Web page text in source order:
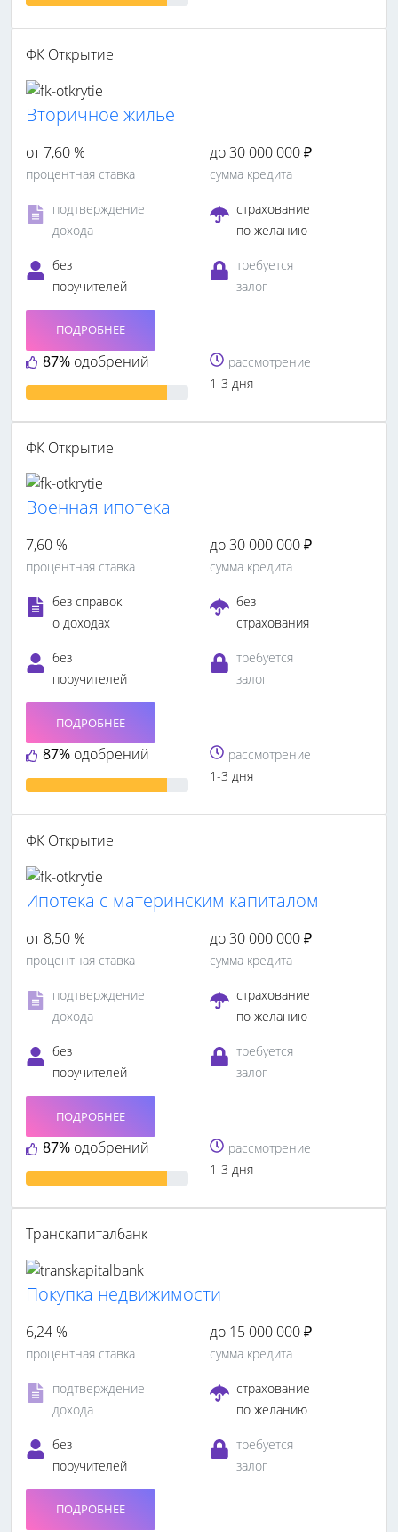
ФК Открытие
Вторичное жилье
от 7,60 %
процентная ставка
до 30 000 000 ₽
сумма кредита
подтверждение
дохода
страхование
по желанию
без
поручителей
требуется
залог
87% одобрений
ПОДРОБНЕЕ
рассмотрение
1-3 дня
ФК Открытие
Военная ипотека
7,60 %
процентная ставка
до 30 000 000 ₽
сумма кредита
без справок
о доходах
без
страхования
без
поручителей
требуется
залог
87% одобрений
ПОДРОБНЕЕ
рассмотрение
1-3 дня
ФК Открытие
Ипотека с материнским капиталом
от 8,50 %
процентная ставка
до 30 000 000 ₽
сумма кредита
подтверждение
дохода
страхование
по желанию
без
поручителей
требуется
залог
87% одобрений
ПОДРОБНЕЕ
рассмотрение
1-3 дня
Транскапиталбанк
Покупка недвижимости
6,24 %
процентная ставка
до 15 000 000 ₽
сумма кредита
подтверждение
дохода
страхование
по желанию
без
поручителей
требуется
залог
ПОДРОБНЕЕ